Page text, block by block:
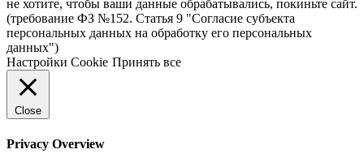
не хотите, чтобы ваши данные обрабатывались, покиньте сайт.
(требование ФЗ №152. Статья 9 "Согласие субъекта
персональных данных на обработку его персональных
данных")
Настройки Cookie Принять все
Close
Privacy Overview